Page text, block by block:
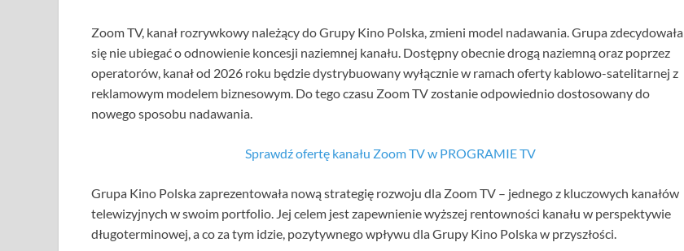
Zoom TV, kanał rozrywkowy należący do Grupy Kino Polska, zmieni model nadawania. Grupa zdecydowała
się nie ubiegać o odnowienie koncesji naziemnej kanału. Dostępny obecnie drogą naziemną oraz poprzez
operatorów, kanał od 2026 roku będzie dystrybuowany wyłącznie w ramach oferty kablowo-satelitarnej z
reklamowym modelem biznesowym. Do tego czasu Zoom TV zostanie odpowiednio dostosowany do
nowego sposobu nadawania.
Sprawdź ofertę kanału Zoom TV w PROGRAMIE TV
Grupa Kino Polska zaprezentowała nową strategię rozwoju dla Zoom TV – jednego z kluczowych kanałów
telewizyjnych w swoim portfolio. Jej celem jest zapewnienie wyższej rentowności kanału w perspektywie
długoterminowej, a co za tym idzie, pozytywnego wpływu dla Grupy Kino Polska w przyszłości.